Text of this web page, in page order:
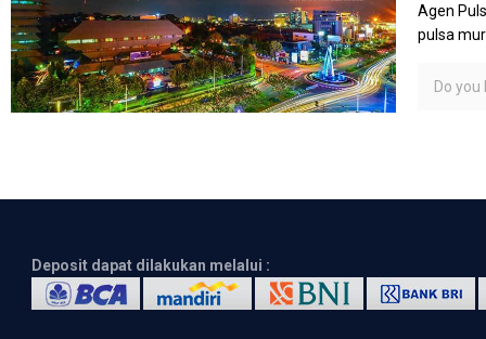
Agen
pulsa
Do you
Deposit dapat dilakukan melalui :